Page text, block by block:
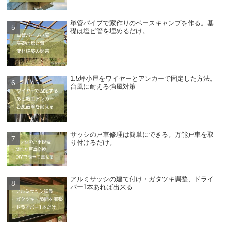
単管パイプで家作りのベースキャンプを作る。基
礎は塩ビ管を埋めるだけ。
1.5坪小屋をワイヤーとアンカーで固定した方法。
台風に耐える強風対策
サッシの戸車修理は簡単にできる。万能戸車を取
り付けるだけ。
アルミサッシの建て付け・ガタツキ調整、ドライ
バー1本あれば出来る